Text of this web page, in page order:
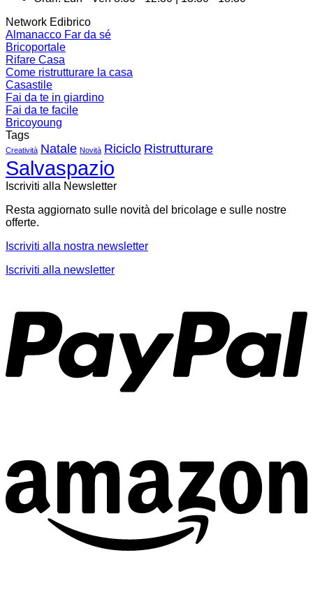
Network Edibrico
Almanacco Far da sé
Bricoportale
Rifare Casa
Come ristrutturare la casa
Casastile
Fai da te in giardino
Fai da te facile
Bricoyoung
Tags
Creatività Natale Novità Riciclo Ristrutturare
Salvaspazio
Iscriviti alla Newsletter
Resta aggiornato sulle novità del bricolage e sulle nostre
offerte.
Iscriviti alla nostra newsletter
Iscriviti alla newsletter